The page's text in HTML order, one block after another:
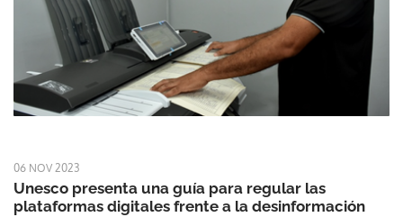
06 NOV 2023
Unesco presenta una guía para regular las
plataformas digitales frente a la desinformación